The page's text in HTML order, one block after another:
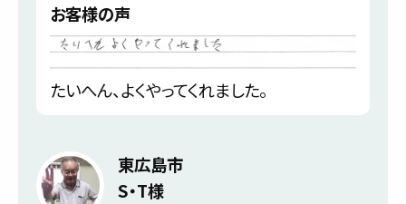
お客様の声
たいへん、よくやってくれました。
東広島市
S・T様